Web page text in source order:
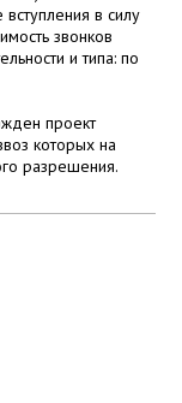
в силу
звонков
и типа: по
проект
которых на
разрешения.